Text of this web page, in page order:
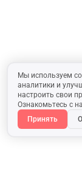
Мы используем
аналитики и
настроить свои
Ознакомьтесь с
Принять